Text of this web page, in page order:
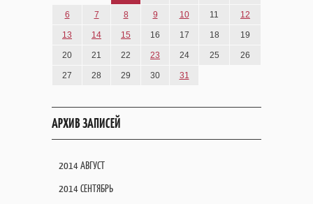
6 7 8 9 10 11 12
13 14 15 16 17 18 19
20 21 22 23 24 25 26
27 28 29 30 31
АРХИВ ЗАПИСЕЙ
2014 АВГУСТ
2014 СЕНТЯБРЬ